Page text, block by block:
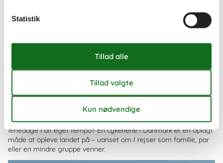
Cykelferie i Danmark – de smukkeste ruter og
oplevelser undervejs
Drømmer I om frisk luft, naturskønne landskaber og aktive
feriedage i dit eget tempo? En cykelferie i Danmark er en oplagt
måde at opleve landet på – uanset om I rejser som familie, par
eller en mindre gruppe venner.
© VisitDanmark, Michael Fiukowski and Sarah Moritz
Statistik